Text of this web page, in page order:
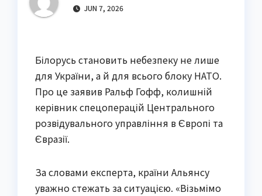
JUN 7, 2026
Білорусь становить небезпеку не лише
для України, а й для всього блоку НАТО.
Про це заявив Ральф Гофф, колишній
керівник спецоперацій Центрального
розвідувального управління в Європі та
Євразії.
За словами експерта, країни Альянсу
уважно стежать за ситуацією. «Візьмімо